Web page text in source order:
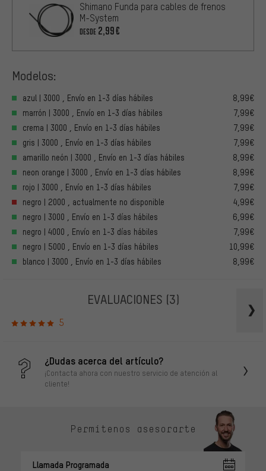
Shimano Funda para cables de frenos
M-System
DESDE 2,99€
Modelos:
azul | 3000 , Envío en 1-3 días hábiles
8,99€
marrón | 3000 , Envío en 1-3 días hábiles
7,99€
crema | 3000 , Envío en 1-3 días hábiles
7,99€
gris | 3000 , Envío en 1-3 días hábiles
7,99€
amarillo neón | 3000 , Envío en 1-3 días hábiles
8,99€
neon orange | 3000 , Envío en 1-3 días hábiles
8,99€
rojo | 3000 , Envío en 1-3 días hábiles
7,99€
negro | 2000 , actualmente no disponible
4,99€
negro | 3000 , Envío en 1-3 días hábiles
6,99€
negro | 4000 , Envío en 1-3 días hábiles
7,99€
negro | 5000 , Envío en 1-3 días hábiles
10,99€
blanco | 3000 , Envío en 1-3 días hábiles
8,99€
EVALUACIONES (3)
5
¿Dudas acerca del artículo?
¡Contacta ahora con nuestro servicio de atención al
cliente!
Permítenos asesorarte
Llamada Programada